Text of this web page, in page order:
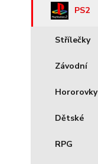
PS2
Střílečky
Závodní
Hororovky
Dětské
RPG